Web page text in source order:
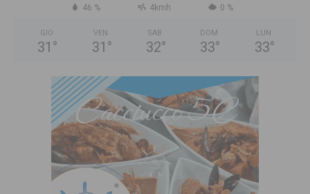
46 % 4kmh 0 %
GIO
31 °
VEN
31 °
SAB
32°
DOM
33°
LUN
33°